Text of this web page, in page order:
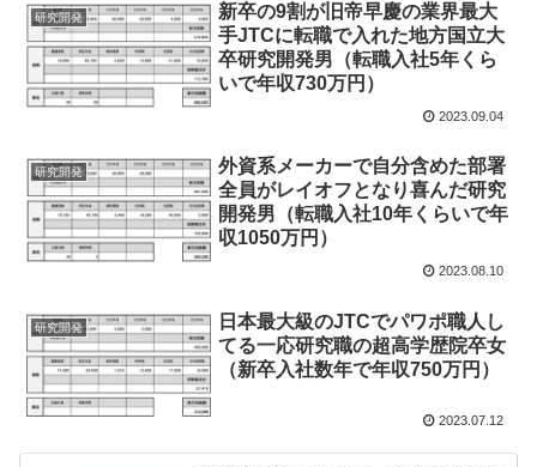
研究開発
新卒の9割が旧帝早慶の業界最大
手JTCに転職で入れた地方国立大
卒研究開発男（転職入社5年くら
いで年収730万円）
2023.09.04
研究開発
外資系メーカーで自分含めた部署
全員がレイオフとなり喜んだ研究
開発男（転職入社10年くらいで年
収1050万円）
2023.08.10
研究開発
日本最大級のJTCでパワポ職人し
てる一応研究職の超高学歴院卒女
（新卒入社数年で年収750万円）
2023.07.12